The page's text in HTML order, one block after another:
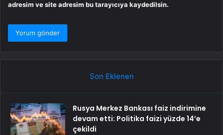
adresim ve site adresim bu tarayıcıya kaydedilsin.
Son Eklenen
Rusya Merkez Bankası faiz indirimine
devam etti: Politika faizi yüzde 14’e
çekildi